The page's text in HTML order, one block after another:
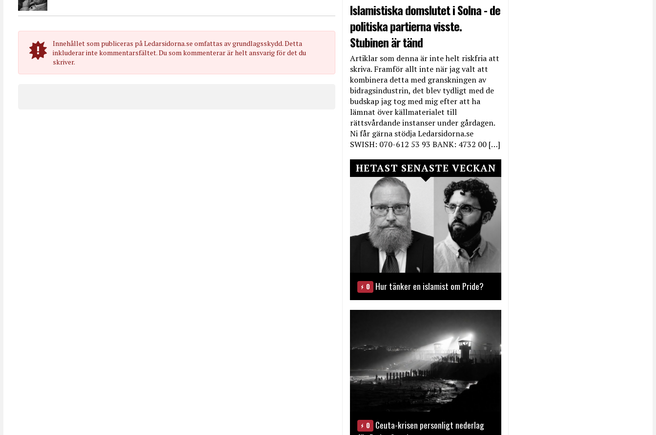
Innehållet som publiceras på Ledarsidorna.se omfattas av grundlagsskydd. Detta
inkluderar inte kommentarsfältet. Du som kommenterar är helt ansvarig för det du
skriver.
Islamistiska domslutet i Solna - de
politiska partierna visste.
Stubinen är tänd
Artiklar som denna är inte helt riskfria att
skriva. Framför allt inte när jag valt att
kombinera detta med granskningen av
bidragsindustrin, det blev tydligt med de
budskap jag tog med mig efter att ha
lämnat över källmaterialet till
rättsvårdande instanser under gårdagen.
Ni får gärna stödja Ledarsidorna.se
SWISH: 070-612 53 93 BANK: 4732 00 […]
HETAST SENASTE VECKAN
0 Hur tänker en islamist om Pride?
0
Ceuta-krisen personligt nederlag